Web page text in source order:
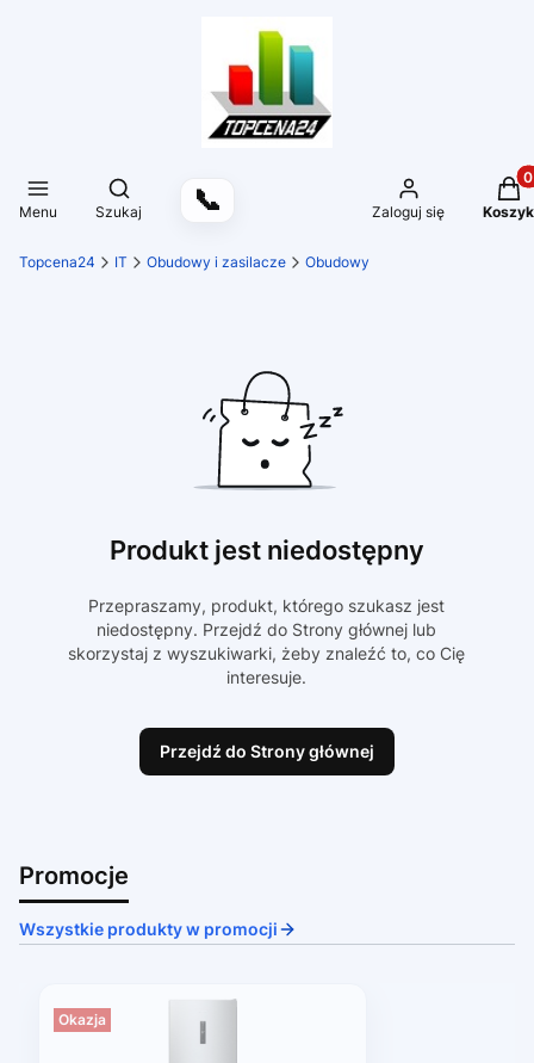
Menu
Otwórz wyszukiwarkę
Szukaj 📞 Zaloguj się Koszyk
Topcena24 IT Obudowy i zasilacze Obudowy
Produkt jest niedostępny
Przepraszamy, produkt, którego szukasz jest
niedostępny. Przejdź do Strony głównej lub
skorzystaj z wyszukiwarki, żeby znaleźć to, co Cię
interesuje.
Przejdź do Strony głównej
Promocje
Wszystkie produkty w promocji
Okazja